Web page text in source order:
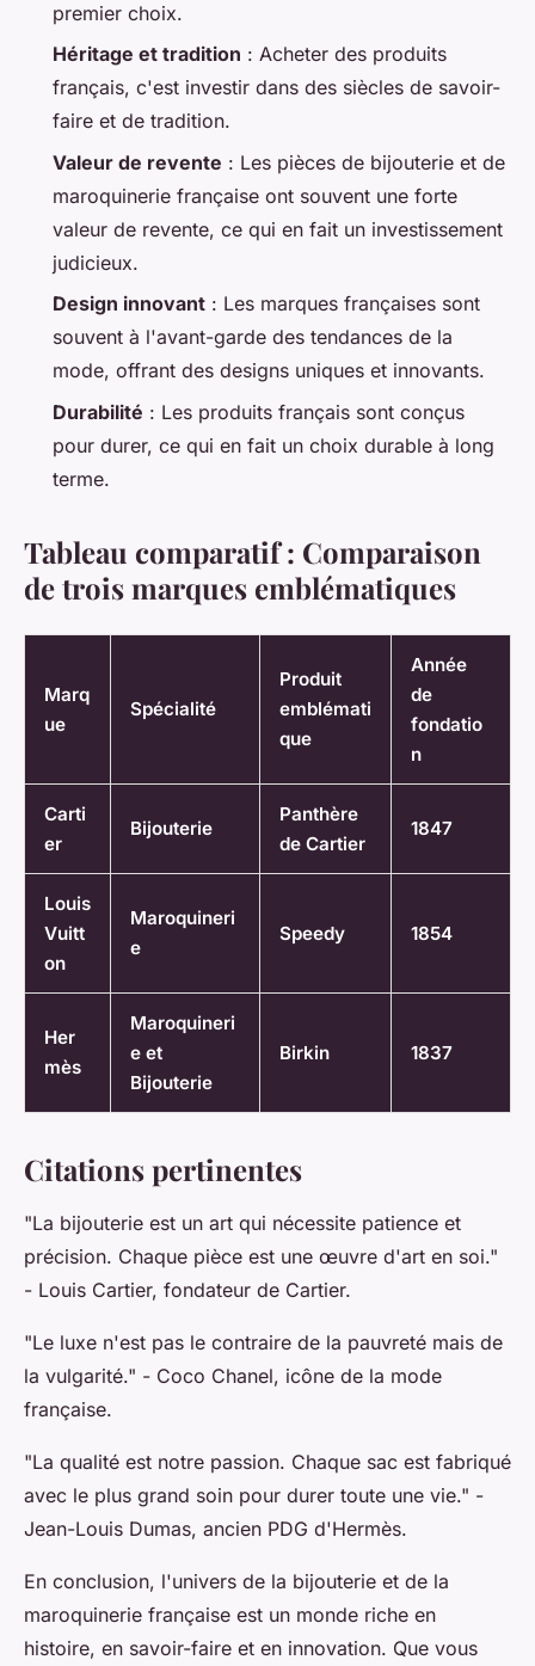
premier choix.
Héritage et tradition : Acheter des produits
français, c'est investir dans des siècles de savoir-
faire et de tradition.
Valeur de revente : Les pièces de bijouterie et de
maroquinerie française ont souvent une forte
valeur de revente, ce qui en fait un investissement
judicieux.
Design innovant : Les marques françaises sont
souvent à l'avant-garde des tendances de la
mode, offrant des designs uniques et innovants.
Durabilité : Les produits français sont conçus
pour durer, ce qui en fait un choix durable à long
terme.
Tableau comparatif : Comparaison
de trois marques emblématiques
Marq
ue
Spécialité
Produit
emblémati
que
Année
de
fondatio
n
Carti
er
Bijouterie
Panthère
de Cartier
1847
Louis
Vuitt
on
Maroquineri
e
Speedy 1854
Her
mès
Maroquineri
e et
Bijouterie
Birkin 1837
Citations pertinentes
"La bijouterie est un art qui nécessite patience et
précision. Chaque pièce est une œuvre d'art en soi."
- Louis Cartier, fondateur de Cartier.
"Le luxe n'est pas le contraire de la pauvreté mais de
la vulgarité." - Coco Chanel, icône de la mode
française.
"La qualité est notre passion. Chaque sac est fabriqué
avec le plus grand soin pour durer toute une vie." -
Jean-Louis Dumas, ancien PDG d'Hermès.
En conclusion, l'univers de la bijouterie et de la
maroquinerie française est un monde riche en
histoire, en savoir-faire et en innovation. Que vous